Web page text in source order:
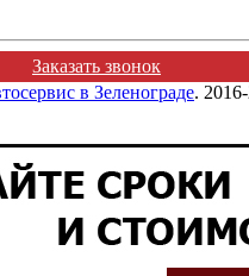
Заказать звонок
в Зеленограде.